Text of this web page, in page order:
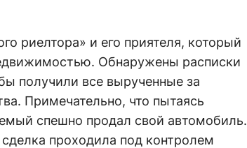
риелтора» и его приятеля, который
Обнаружены расписки
получили все вырученные за
Примечательно, что пытаясь
спешно продал свой автомобиль.
проходила под контролем